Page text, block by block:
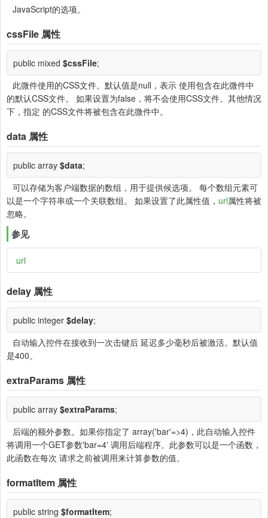
JavaScript的选项。
cssFile 属性
public mixed $cssFile;
此微件使用的CSS文件。默认值是null，表示 使用包含在此微件中
的默认CSS文件。 如果设置为false，将不会使用CSS文件。其他情况
下，指定 的CSS文件将被包含在此微件中。
data 属性
public array $data;
可以存储为客户端数据的数组，用于提供候选项。 每个数组元素可
以是一个字符串或一个关联数组。 如果设置了此属性值， url属性将被
忽略。
参见
url
delay 属性
public integer $delay;
自动输入控件在接收到一次击键后 延迟多少毫秒后被激活。默认值
是400。
extraParams 属性
public array $extraParams;
后端的额外参数。如果你指定了 array('bar'=>4)，此自动输入控件
将调用一个GET参数'bar=4' 调用后端程序。此参数可以是一个函数，
此函数在每次 请求之前被调用来计算参数的值。
formatItem 属性
public string $formatItem;